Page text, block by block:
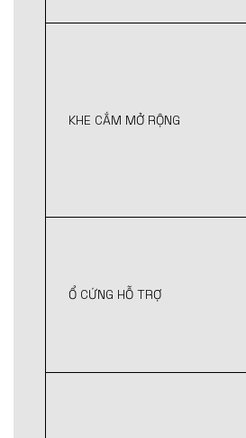
KHE CẮM MỞ RỘNG
Ổ CỨNG HỖ TRỢ